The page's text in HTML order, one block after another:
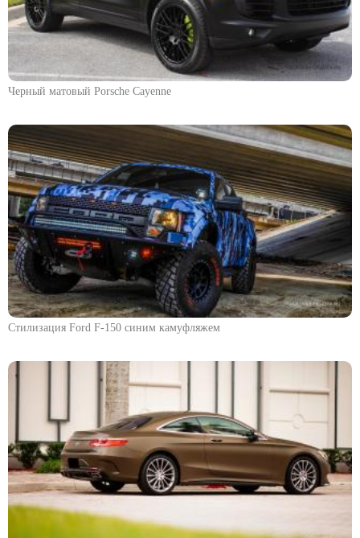
Черный матовый Porsche Cayenne
Стилизация Ford F-150 синим камуфляжем